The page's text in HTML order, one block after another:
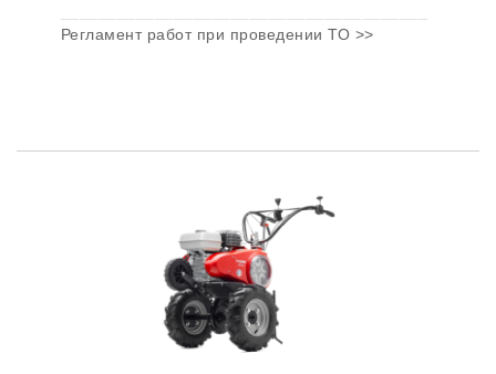
Регламент работ при проведении ТО >>